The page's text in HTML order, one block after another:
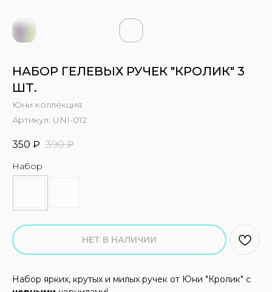
НАБОР ГЕЛЕВЫХ РУЧЕК "КРОЛИК" 3
ШТ.
Юни коллекция
Артикул: UNI-012
350 ₽ 390 ₽
Набор
НЕТ В НАЛИЧИИ
Набор ярких, крутых и милых ручек от Юни "Кролик" с